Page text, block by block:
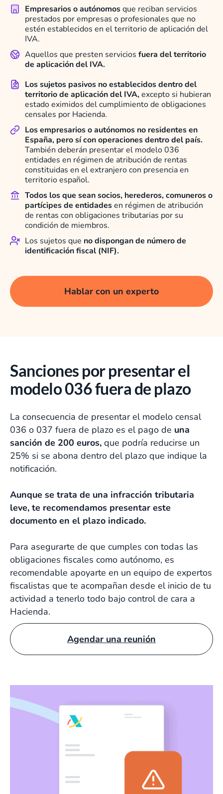
Empresarios o autónomosque reciban servicios
prestados por empresas o profesionales que no
estén establecidos en el territorio de aplicación del
IVA.
Aquellos que presten servicios fuera del territorio
de aplicación del IVA.
Los sujetos pasivos no establecidos dentro del
territorio de aplicación del IVA,excepto si hubieran
estado eximidos del cumplimiento de obligaciones
censales por Hacienda.
Los empresarios o autónomos no residentes en
España, pero sí con operaciones dentro del país.
También deberán presentar el modelo 036
entidades en régimen de atribución de rentas
constituidas en el extranjero con presencia en
territorio español.
Todos los que sean socios, herederos, comuneros o
partícipes de entidadesen régimen de atribución
de rentas con obligaciones tributarias por su
condición de miembros.
Los sujetos que no dispongan de número de
identificación fiscal (NIF).
Hablar con un experto
Sanciones por presentar el
modelo 036 fuera de plazo
La consecuencia de presentar el modelo censal
036 o 037 fuera de plazo es el pago de una
sanción de 200 euros, que podría reducirse un
25% si se abona dentro del plazo que indique la
notificación.
Aunque se trata de una infracción tributaria
leve, te recomendamos presentar este
documento en el plazo indicado.
Para asegurarte de que cumples con todas las
obligaciones fiscales como autónomo, es
recomendable apoyarte en un equipo de expertos
fiscalistas que te acompañan desde el inicio de tu
actividad a tenerlo todo bajo control de cara a
Hacienda.
Agendar una reunión